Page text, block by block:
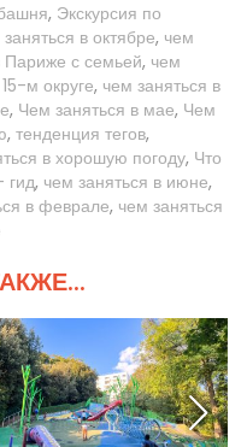
, Экскурсия по
в октябре, чем
Париже с семьей, чем
м округе, чем заняться в
, Чем заняться в мае, Чем
, тенденция тегов,
в хорошую погоду, Что
гид, чем заняться в июне,
в феврале, чем заняться